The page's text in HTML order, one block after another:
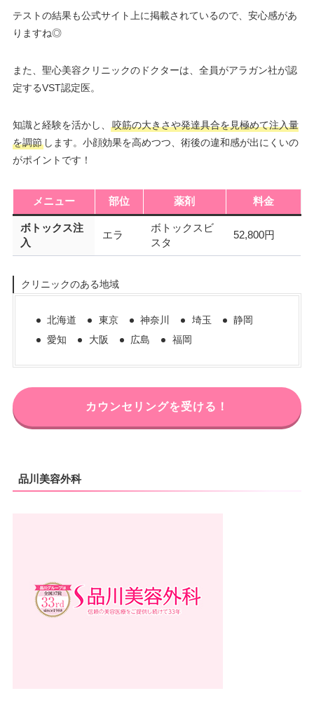
テストの結果も公式サイト上に掲載されているので、安心感があ
りますね◎
また、聖心美容クリニックのドクターは、全員がアラガン社が認
定するVST認定医。
知識と経験を活かし、
咬筋の大きさや発達具合を見極めて注入量
を調節します。小顔効果を高めつつ、術後の違和感が出にくいの
がポイントです！
メニュー 部位 薬剤 料金
ボトックス注
入
エラ
ボトックスビ
スタ
52,800円
クリニックのある地域
北海道 東京 神奈川 埼玉
静岡
愛知
大阪 広島 福岡
カウンセリングを受ける！
品川美容外科